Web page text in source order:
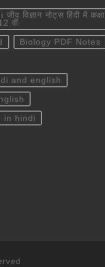
विज्ञान नोट्स हिंदी में कक्षा
वीं
Biology PDF Notes
and english
in hindi